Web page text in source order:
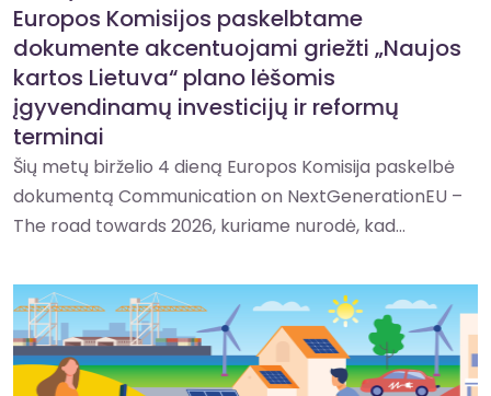
Europos Komisijos paskelbtame
dokumente akcentuojami griežti „Naujos
kartos Lietuva“ plano lėšomis
įgyvendinamų investicijų ir reformų
terminai
Šių metų birželio 4 dieną Europos Komisija paskelbė
dokumentą Communication on NextGenerationEU –
The road towards 2026, kuriame nurodė, kad...